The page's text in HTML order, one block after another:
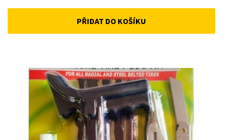
price
was:
price
is:
PŘIDAT DO KOŠÍKU